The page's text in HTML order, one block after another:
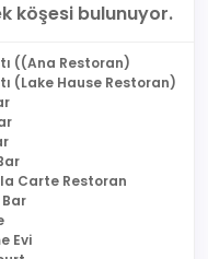
köşesi bulunuyor.
((Ana Restoran)
(Lake Hause Restoran)
Carte Restoran
Bar
Evi